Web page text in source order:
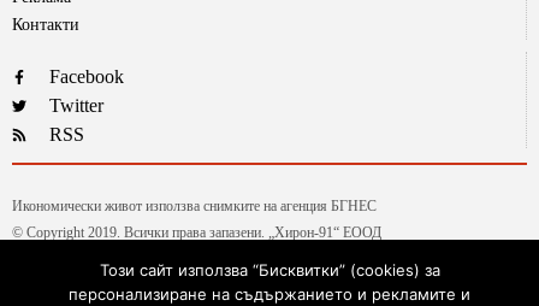
Контакти
Facebook
Twitter
RSS
Икономически живот използва снимките на агенция БГНЕС
© Copyright 2019. Всички права запазени. „Хирон-91“ ЕООД
Този сайт използва “Бисквитки” (cookies) за
персонализиране на съдържанието и рекламите и